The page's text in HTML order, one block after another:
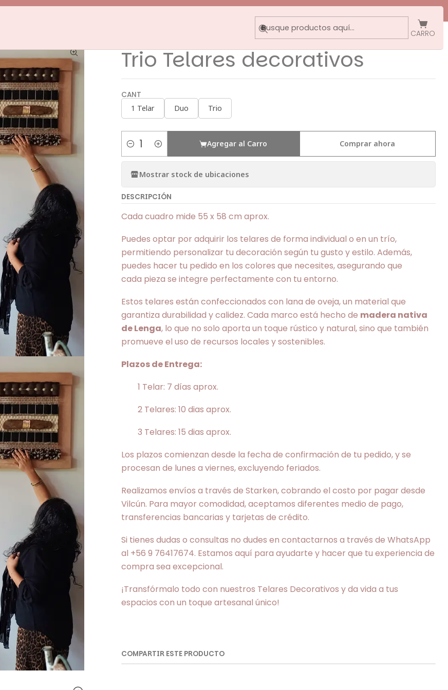
CARRO
Trio Telares decorativos
CANT
1 Telar
Duo Trio
Cantidad
Agregar al Carro Comprar ahora
Mostrar stock de ubicaciones
DESCRIPCIÓN
Cada cuadro mide 55 x 58 cm aprox.
Puedes optar por adquirir los telares de forma individual o en un trío,
permitiendo personalizar tu decoración según tu gusto y estilo. Además,
puedes hacer tu pedido en los colores que necesites, asegurando que
cada pieza se integre perfectamente con tu entorno.
Estos telares están confeccionados con lana de oveja, un material que
garantiza durabilidad y calidez. Cada marco está hecho de madera nativa
de Lenga, lo que no solo aporta un toque rústico y natural, sino que también
promueve el uso de recursos locales y sostenibles.
Plazos de Entrega:
1 Telar: 7 días aprox.
2 Telares: 10 dias aprox.
3 Telares: 15 dias aprox.
Los plazos comienzan desde la fecha de confirmación de tu pedido, y se
procesan de lunes a viernes, excluyendo feriados.
Realizamos envíos a través de Starken, cobrando el costo por pagar desde
Vilcún. Para mayor comodidad, aceptamos diferentes medio de pago,
transferencias bancarias y tarjetas de crédito.
Si tienes dudas o consultas no dudes en contactarnos a través de WhatsApp
al +56 9 76417674. Estamos aquí para ayudarte y hacer que tu experiencia de
compra sea excepcional.
¡Transfórmalo todo con nuestros Telares Decorativos y da vida a tus
espacios con un toque artesanal único!
COMPARTIR ESTE PRODUCTO